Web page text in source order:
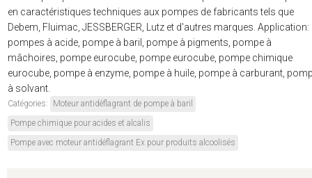
en caractéristiques techniques aux pompes de fabricants tels que
Debem, Fluimac, JESSBERGER, Lutz et d'autres marques. Application:
pompes à acide, pompe à baril, pompe à pigments, pompe à
mâchoires, pompe eurocube, pompe eurocube, pompe chimique
eurocube, pompe à enzyme, pompe à huile, pompe à carburant,
à solvant.
Catégories:
Moteur antidéflagrant de pompe à baril
Pompe chimique pour acides et alcalis
Pompe avec moteur antidéflagrant Ex pour produits alcoolisés